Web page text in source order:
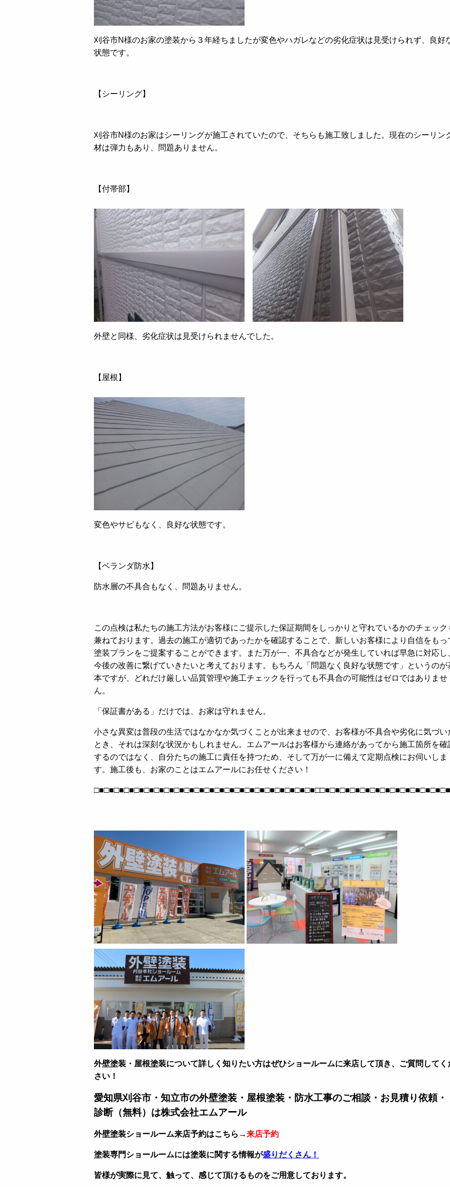
刈谷市N様のお家の塗装から３年経ちましたが変色やハガレなどの劣化症状は見受けられず、良好
状態です。
【シーリング】
刈谷市N様のお家はシーリングが施工されていたので、そちらも施工致しました。現在のシーリン
材は弾力もあり、問題ありません。
【付帯部】
外壁と同様、劣化症状は見受けられませんでした。
【屋根】
変色やサビもなく、良好な状態です。
【ベランダ防水】
防水層の不具合もなく、問題ありません。
この点検は私たちの施工方法がお客様にご提示した保証期間をしっかりと守れているかのチェック
兼ねております。過去の施工が適切であったかを確認することで、新しいお客様により自信をもっ
塗装プランをご提案することができます。また万が一、不具合などが発生していれば早急に対応し
今後の改善に繋げていきたいと考えております。もちろん「問題なく良好な状態です」というのが
本ですが、どれだけ厳しい品質管理や施工チェックを行っても不具合の可能性はゼロではありませ
ん。
「保証書がある」だけでは、お家は守れません。
小さな異変は普段の生活ではなかなか気づくことが出来ませので、お客様が不具合や劣化に気づい
とき、それは深刻な状況かもしれません。エムアールはお客様から連絡があってから施工箇所を確
するのではなく、自分たちの施工に責任を持つため、そして万が一に備えて定期点検にお伺いしま
す。施工後も、お家のことはエムアールにお任せください！
外壁塗装・屋根塗装について詳しく知りたい方はぜひショールームに来店して頂き、ご質問してく
さい！
愛知県刈谷市・知立市の外壁塗装・屋根塗装・防水工事のご相談・お見積り依頼・
診断（無料）は株式会社エムアール
外壁塗装ショールーム来店予約はこちら→来店予約
塗装専門ショールームには塗装に関する情報が盛りだくさん！
皆様が実際に見て、触って、感じて頂けるものをご用意しております。